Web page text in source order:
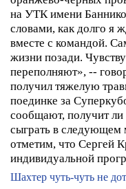
на УТК имени
словами, как долго я
вместе с командой.
жизни позади.
переполняют», --
получил тяжелую
поединке за
сообщают, получит
сыграть в
отметим, что Сергей
индивидуальной
Шахтер чуть-чуть не